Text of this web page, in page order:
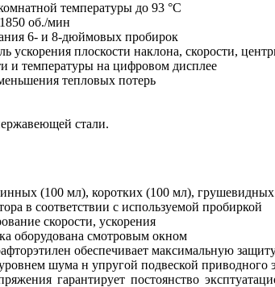
температуры до 93 °С
об./мин
6- и 8-дюймовых пробирок
ускорения плоскости наклона, скорости,
и температуры на цифровом дисплее
тепловых потерь
стали.
(100 мл), коротких (100 мл),
в соответствии с используемой пробиркой
скорости, ускорения
оборудована смотровым окном
обеспечивает максимальную
шума н упругой подвеской приводного
гарантирует постоянство